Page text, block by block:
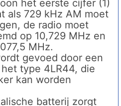
het eerste cijfer (1)
als 729 kHz AM moet
de radio moet
op 10,729 MHz en
MHz.
gevoed door een
type 4LR44, die
kan worden
batterij zorgt